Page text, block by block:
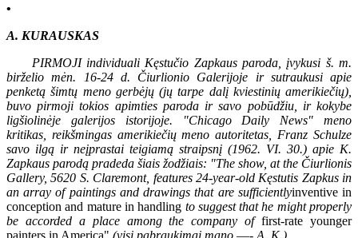
•
A. KURAUSKAS
PIRMOJI individuali Kęstučio Zapkaus paroda, įvykusi š. m.
birželio mėn. 16-24 d. Čiurlionio Galerijoje ir sutraukusi apie
penketą šimtų meno gerbėjų (jų tarpe dalį kviestinių amerikiečių),
buvo pirmoji tokios apimties paroda ir savo pobūdžiu, ir kokybe
ligšiolinėje galerijos istorijoje. "Chicago Daily News" meno
kritikas, reikšmingas amerikiečių meno autoritetas, Franz Schulze
savo ilgą ir neįprastai teigiamą straipsnį (1962. VI. 30.) apie K.
Zapkaus parodą pradeda šiais žodžiais: "The show, at the Čiurlionis
Gallery, 5620 S. Claremont, features 24-year-old Kęstutis Zapkus in
an array of paintings and drawings that are sufficientlyinventive in
conception and mature in handling to suggest that he might properly
be accorded a place among the company offirst-rate younger
painters in America" (visi pabraukimai mano —- A. K.)